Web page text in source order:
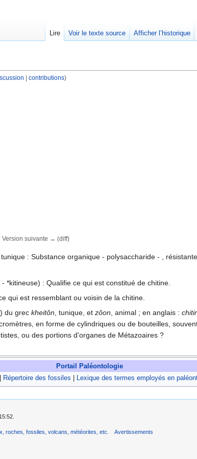
contributions)
Version suivante → (diff)
, tunique : Substance organique - polysaccharide - ,
*kitineuse) : Qualifie ce qui est constitué de chitine.
qui est ressemblant ou voisin de la chitine.
du grec kheitôn , tunique, et zôon , animal ; en anglais :
en forme de cylindriques ou de bouteilles,
ou des portions d'organes de Métazoaires ?
Portail Paléontologie
Répertoire des fossiles Lexique des termes employés en
Lire Voir le texte source Afficher l’historique
roches, fossiles, volcans, météorites, etc. Avertissements